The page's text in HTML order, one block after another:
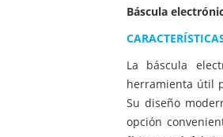
Báscula
La báscula
herramienta útil
Su diseño
opción